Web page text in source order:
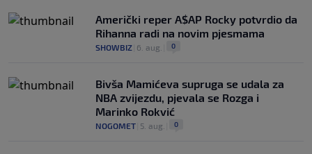
Američki reper A$AP Rocky potvrdio da
Rihanna radi na novim pjesmama
SHOWBIZ 6. aug. 0
Bivša Mamićeva supruga se udala za
NBA zvijezdu, pjevala se Rozga i
Marinko Rokvić
NOGOMET 5. aug. 0